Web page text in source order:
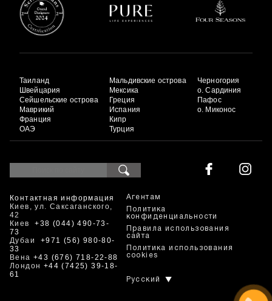
Таиланд
Швейцария
Сейшельские острова
Маврикий
Франция
ОАЭ
Мальдивские острова
Мексика
Греция
Испания
Кипр
Турция
Черногория
о. Сардиния
Пафос
о. Миконос
Контактная информация
Киев, ул. Саксаганского,
42
Киев+38 (044) 490-73-
73
Дубаи +971 (56) 980-80-
33
Вена +43 (676) 718-22-88
Лондон +44 (7425) 39-18-
61
Агентам
Политика
конфиденциальности
Правила использования
сайта
Политика использования
cookies
Русский